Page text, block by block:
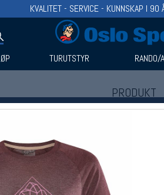
KVALITET - SERVICE - KUNNSKAP I
TURUTSTYR RANDO/
PRODUKT
Produkter (1)